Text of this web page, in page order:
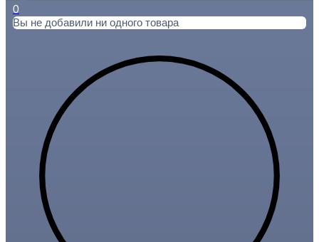
0
Вы не добавили ни одного товара